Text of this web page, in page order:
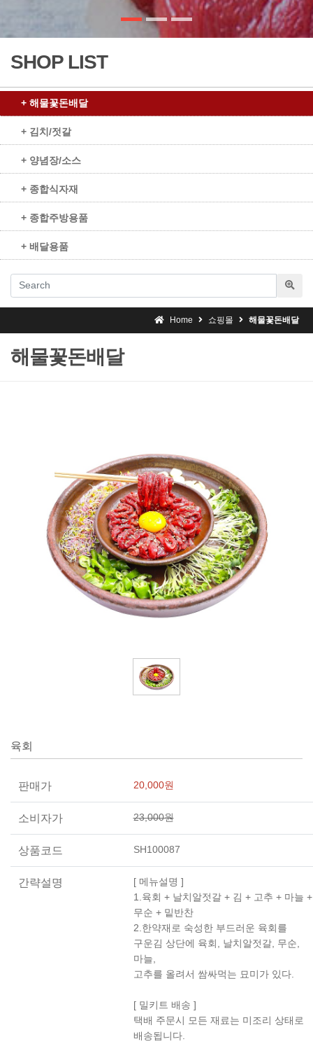
SHOP LIST
+ 해물꽃돈배달
+ 김치/젓갈
+ 양념장/소스
+ 종합식자재
+ 종합주방용품
+ 배달용품
Home 쇼핑몰 해물꽃돈배달
해물꽃돈배달
육회
판매가 20,000원
소비자가 23,000원
상품코드 SH100087
간략설명
[ 메뉴설명 ]
1.육회 + 날치알젓갈 + 김 + 고추 + 마늘 +
무순 + 밑반찬
2.한약재로 숙성한 부드러운 육회를
구운김 상단에 육회, 날치알젓갈, 무순,
마늘,
고추를 올려서 쌈싸먹는 묘미가 있다.
[ 밀키트 배송 ]
택배 주문시 모든 재료는 미조리 상태로
배송됩니다.